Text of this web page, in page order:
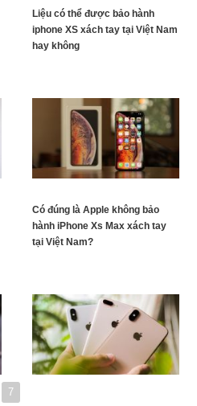
Liệu có thể được bảo hành
iphone XS xách tay tại Việt Nam
hay không
Có đúng là Apple không bảo
hành iPhone Xs Max xách tay
tại Việt Nam?
7